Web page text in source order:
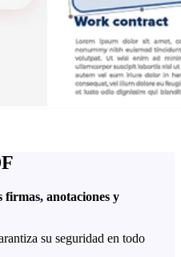
firmas, anotaciones y
su seguridad en todo